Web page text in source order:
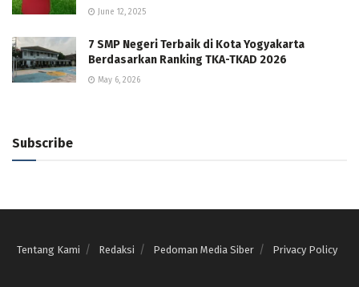
June 12, 2025
7 SMP Negeri Terbaik di Kota Yogyakarta
Berdasarkan Ranking TKA-TKAD 2026
May 6, 2026
Subscribe
Tentang Kami Redaksi Pedoman Media Siber Privacy Policy